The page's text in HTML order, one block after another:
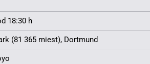
18:30 h
(81 365 miest), Dortmund